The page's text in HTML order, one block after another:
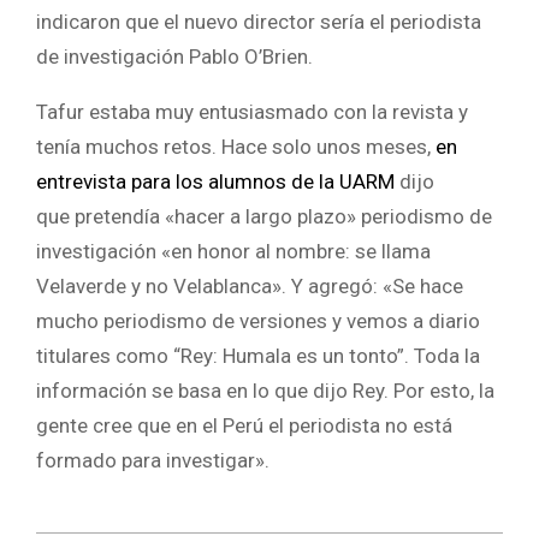
indicaron que el nuevo director sería el periodista
de investigación Pablo O’Brien.
Tafur estaba muy entusiasmado con la revista y
tenía muchos retos. Hace solo unos meses, en
entrevista para los alumnos de la UARM dijo
que pretendía «hacer a largo plazo» periodismo de
investigación «en honor al nombre: se llama
Velaverde y no Velablanca». Y agregó: «Se hace
mucho periodismo de versiones y vemos a diario
titulares como “Rey: Humala es un tonto”. Toda la
información se basa en lo que dijo Rey. Por esto, la
gente cree que en el Perú el periodista no está
formado para investigar».